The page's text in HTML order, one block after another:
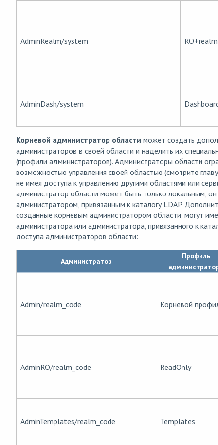
AdminRealm/system
AdminDash/system
Корневой администратор области может создать
администраторов в своей области и наделить их
(профили администраторов). Администраторы области
возможностью управления своей областью (смотрите
не имея доступа к управлению другими областями или
администратор области может быть только локальным,
администратором, привязанным к каталогу LDAP.
созданные корневым администратором области, могут
администратора или администратора, привязанного к
доступа администраторов области:
Администратор
Профиль
Admin/realm_code Корневой
AdminRO/realm_code ReadOnly
AdminTemplates/realm_code Templates